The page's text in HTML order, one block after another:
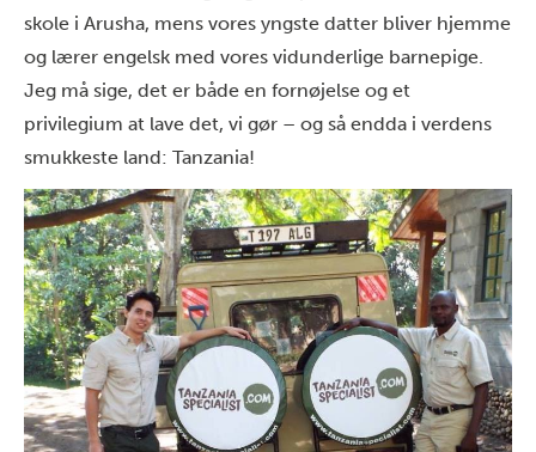
skole i Arusha, mens vores yngste datter bliver hjemme
og lærer engelsk med vores vidunderlige barnepige.
Jeg må sige, det er både en fornøjelse og et
privilegium at lave det, vi gør – og så endda i verdens
smukkeste land: Tanzania!